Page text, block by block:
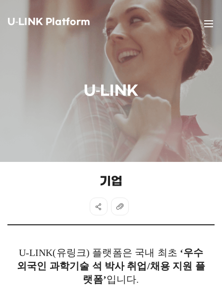
U-LINK Platform
U-LINK
기업
U-LINK(유링크) 플랫폼은 국내 최초 ‘우수
외국인 과학기술 석 박사 취업/채용 지원 플
랫폼’입니다.